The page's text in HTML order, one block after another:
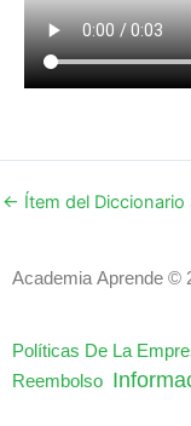
← Ítem del Diccionario
Academia Aprende ©
Políticas De La
Reembolso